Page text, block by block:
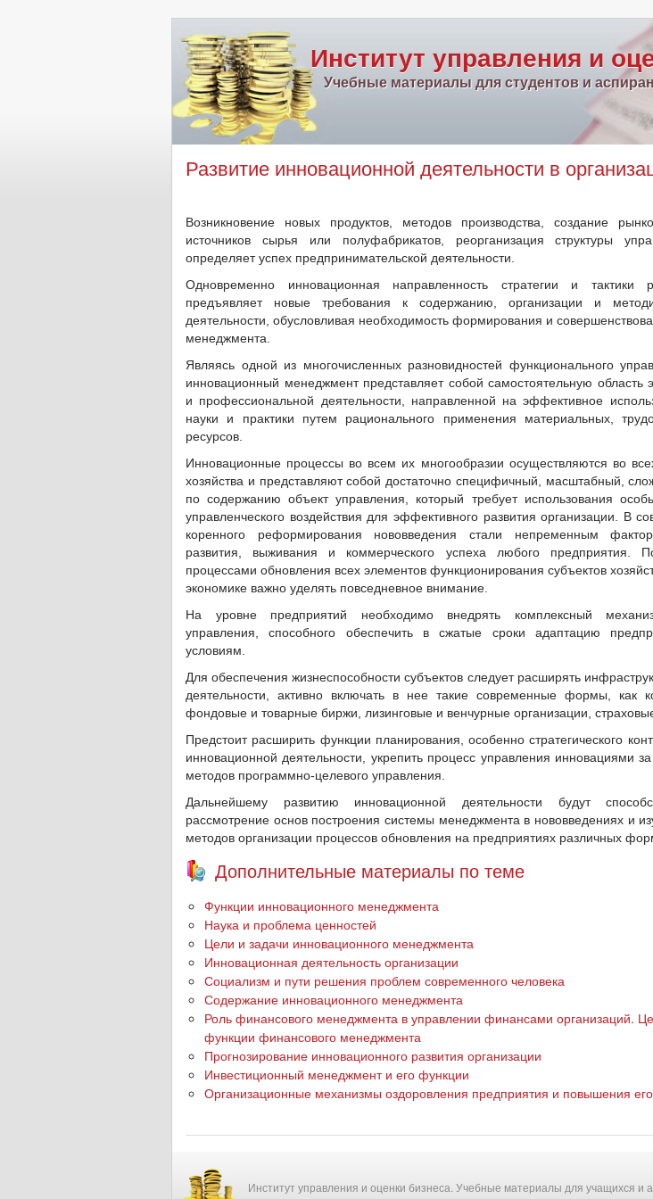
Институт управления и
Учебные материалы для студентов и
Развитие инновационной деятельности в
Возникновение новых продуктов, методов производства, создание
источников сырья или полуфабрикатов, реорганизация структуры
определяет успех предпринимательской деятельности.
Одновременно инновационная направленность стратегии и тактики
предъявляет новые требования к содержанию, организации и
деятельности, обусловливая необходимость формирования и
менеджмента.
Являясь одной из многочисленных разновидностей функционального
инновационный менеджмент представляет собой самостоятельную область
и профессиональной деятельности, направленной на эффективное
науки и практики путем рационального применения материальных,
ресурсов.
Инновационные процессы во всем их многообразии осуществляются во
хозяйства и представляют собой достаточно специфичный, масштабный,
по содержанию объект управления, который требует использования
управленческого воздействия для эффективного развития организации. В
коренного реформирования нововведения стали непременным
развития, выживания и коммерческого успеха любого предприятия.
процессами обновления всех элементов функционирования субъектов
экономике важно уделять повседневное внимание.
На уровне предприятий необходимо внедрять комплексный
управления, способного обеспечить в сжатые сроки адаптацию
условиям.
Для обеспечения жизнеспособности субъектов следует расширять
деятельности, активно включать в нее такие современные формы, как
фондовые и товарные биржи, лизинговые и венчурные организации,
Предстоит расширить функции планирования, особенно стратегического
инновационной деятельности, укрепить процесс управления инновациями
методов программно-целевого управления.
Дальнейшему развитию инновационной деятельности будут
рассмотрение основ построения системы менеджмента в нововведениях и
методов организации процессов обновления на предприятиях различных
Дополнительные материалы по теме
Функции инновационного менеджмента
Наука и проблема ценностей
Цели и задачи инновационного менеджмента
Инновационная деятельность организации
Социализм и пути решения проблем современного человека
Содержание инновационного менеджмента
Роль финансового менеджмента в управлении финансами организаций.
функции финансового менеджмента
Прогнозирование инновационного развития организации
Инвестиционный менеджмент и его функции
Организационные механизмы оздоровления предприятия и повышения его
Институт управления и оценки бизнеса. Учебные материалы для учащихся и